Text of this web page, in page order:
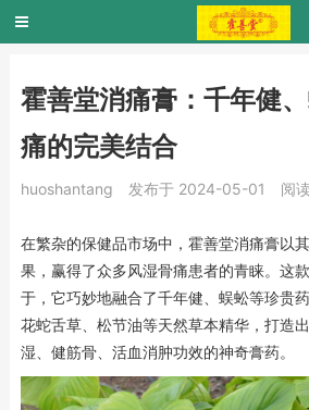
霍善堂消痛膏：千年健
痛的完美结合
huoshantang 发布于 2024-05-01 阅
在繁杂的保健品市场中，霍善堂消痛膏以
果，赢得了众多风湿骨痛患者的青睐。这
于，它巧妙地融合了千年健、蜈蚣等珍贵
花蛇舌草、松节油等天然草本精华，打造
湿、健筋骨、活血消肿功效的神奇膏药。